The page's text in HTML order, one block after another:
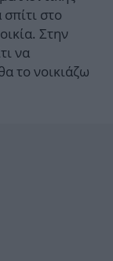
στο
Στην
να
το νοικιάζω